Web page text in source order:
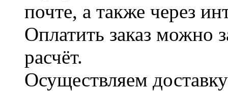
почте, а также через
Оплатить заказ можно
расчёт.
Осуществляем